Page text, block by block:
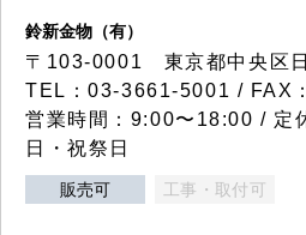
鈴新金物（有）
〒103-0001 東京都中央区
TEL：03-3661-5001 / FAX
営業時間：9:00〜18:00 / 定
日・祝祭日
販売可 工事・取付可